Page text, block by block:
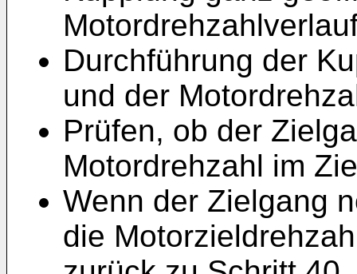
Durchführung der
und der
Prüfen, ob der
Motordrehzahl im
Wenn der Zielgang
die